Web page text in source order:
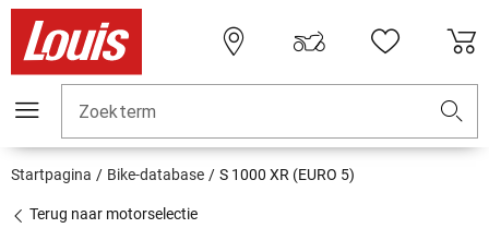
Zoekterm
Startpagina Bike-database S 1000 XR (EURO 5)
Terug naar motorselectie